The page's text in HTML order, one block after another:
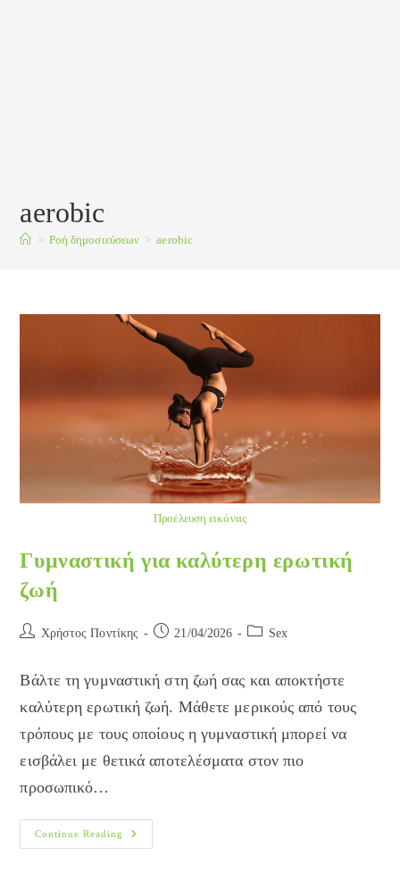
aerobic
> Ροή δημοσιεύσεων > aerobic
Προέλευση εικόνας
Γυμναστική για καλύτερη ερωτική
ζωή
Post Χρήστος Ποντίκης
Post 21/04/2026
Post Sex
Βάλτε τη γυμναστική στη ζωή σας και αποκτήστε
καλύτερη ερωτική ζωή. Μάθετε μερικούς από τους
τρόπους με τους οποίους η γυμναστική μπορεί να
εισβάλει με θετικά αποτελέσματα στον πιο
προσωπικό…
Continue Reading
Γυμναστική
Για